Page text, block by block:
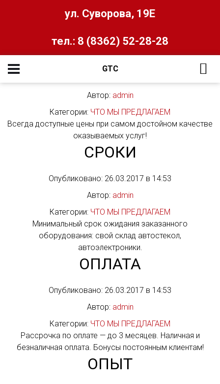
ул. Суворова, 19Е
тел.: 8 (8362) 52-28-28
GTC
ЧТО МЫ ПРЕДЛАГАЕМ
ЦЕНЫ
Автор: admin
Категории: ЧТО МЫ ПРЕДЛАГАЕМ
Всегда доступные цены при самом достойном качестве
оказываемых услуг!
СРОКИ
Опубликовано: 26.03.2017 в 14:53
Автор: admin
Категории: ЧТО МЫ ПРЕДЛАГАЕМ
Минимальный срок ожидания заказанного
оборудования: свой склад автостекол,
автоэлектроники.
ОПЛАТА
Опубликовано: 26.03.2017 в 14:53
Автор: admin
Категории: ЧТО МЫ ПРЕДЛАГАЕМ
Рассрочка по оплате — до 3 месяцев. Наличная и
безналичная оплата. Бонусы постоянным клиентам!
ОПЫТ